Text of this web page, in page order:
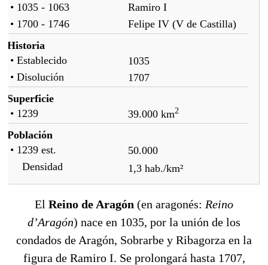
• 1035 - 1063
Ramiro I
• 1700 - 1746
Felipe IV (V de Castilla)
Historia
• Establecido
1035
• Disolución
1707
Superficie
• 1239
39.000 km2
Población
• 1239 est.
50.000
Densidad
1,3 hab./km²
El Reino de Aragón (en aragonés: Reino
d’Aragón) nace en 1035, por la unión de los
condados de Aragón, Sobrarbe y Ribagorza en la
figura de Ramiro I. Se prolongará hasta 1707,